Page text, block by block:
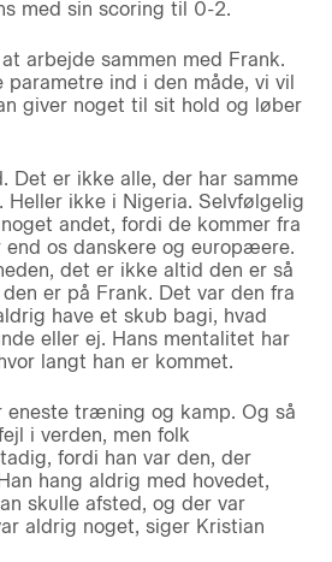
med sin scoring til 0-2.
arbejde sammen med Frank.
parametre ind i den måde, vi vil
giver noget til sit hold og løber
Det er ikke alle, der har samme
Heller ikke i Nigeria. Selvfølgelig
andet, fordi de kommer fra
os danskere og europæere.
det er ikke altid den er så
er på Frank. Det var den fra
have et skub bagi, hvad
eller ej. Hans mentalitet har
langt han er kommet.
eneste træning og kamp. Og så
i verden, men folk
fordi han var den, der
hang aldrig med hovedet,
skulle afsted, og der var
aldrig noget, siger Kristian